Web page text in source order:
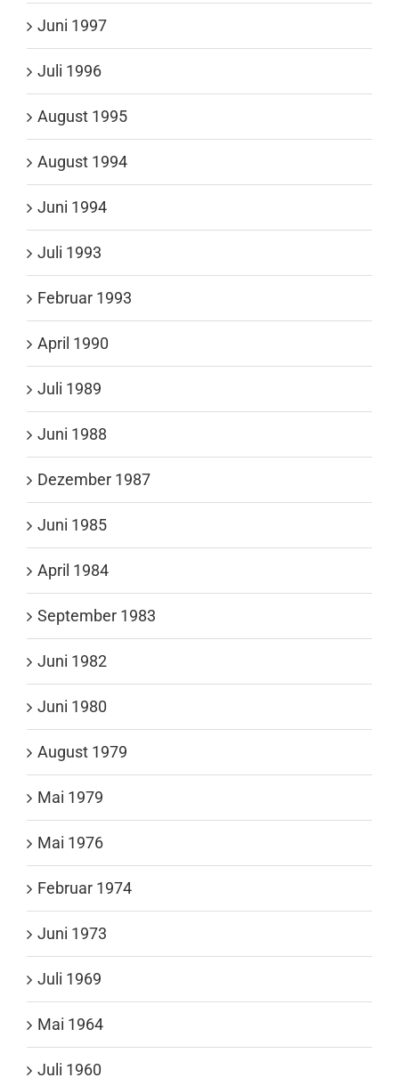
Juni 1997
Juli 1996
August 1995
August 1994
Juni 1994
Juli 1993
Februar 1993
April 1990
Juli 1989
Juni 1988
Dezember 1987
Juni 1985
April 1984
September 1983
Juni 1982
Juni 1980
August 1979
Mai 1979
Mai 1976
Februar 1974
Juni 1973
Juli 1969
Mai 1964
Juli 1960